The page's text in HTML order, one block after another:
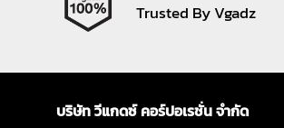
Trusted By Vgadz
บริษัท วีแกดซ์ คอร์ปอเรชั่น จำกัด